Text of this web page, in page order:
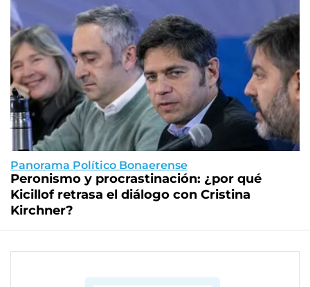
Panorama Político Bonaerense
Peronismo y procrastinación: ¿por qué
Kicillof retrasa el diálogo con Cristina
Kirchner?